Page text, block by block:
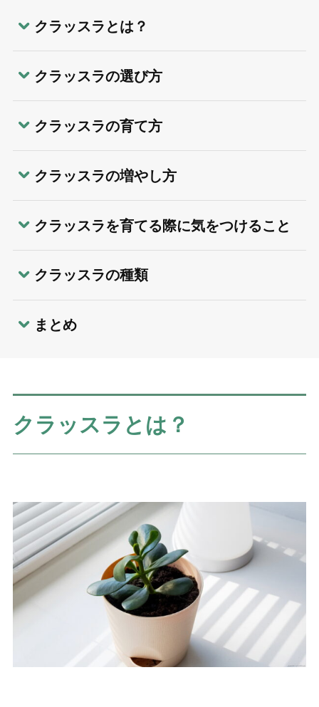
クラッスラとは？
クラッスラの選び方
クラッスラの育て方
クラッスラの増やし方
クラッスラを育てる際に気をつけること
クラッスラの種類
まとめ
クラッスラとは？